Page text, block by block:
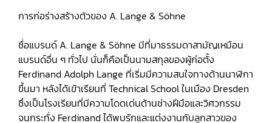
การก่อร่างสร้างตัวของ A. Lange & Söhne
ชื่อแบรนด์ A. Lange & Söhne มีที่มาธรรมดาสามัญเหมือน
แบรนด์อื่น ๆ ทั่วไป นั่นก็คือเป็นนามสกุลของผู้ก่อตั้ง
Ferdinand Adolph Lange ที่เริ่มมีความสนใจทางด้านนาฬิกา
ขึ้นมา หลังได้เข้าเรียนที่ Technical School ในเมือง Dresden
ซึ่งเป็นโรงเรียนที่มีความโดดเด่นด้านช่างฝีมือและวิศวกรรม
จนกระทั่ง Ferdinand ได้พบรักและแต่งงานกับลูกสาวของ